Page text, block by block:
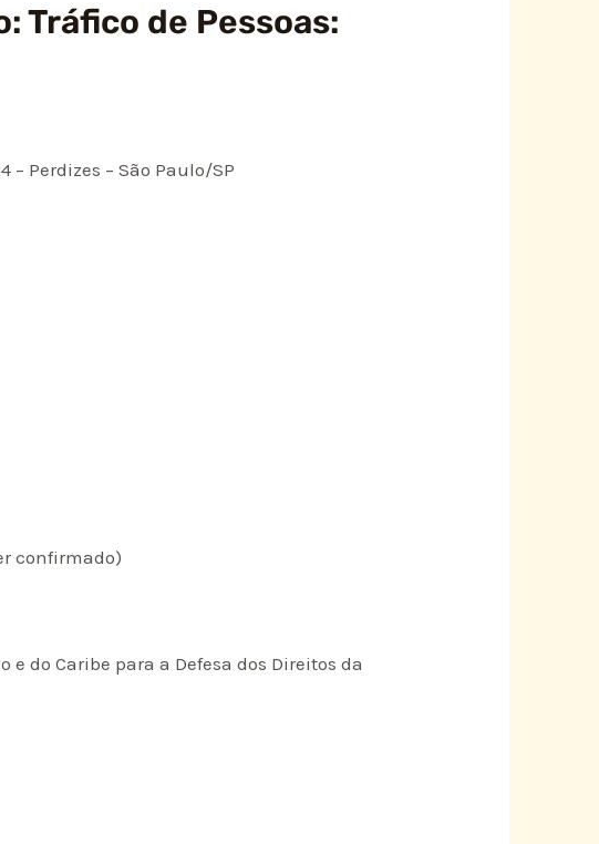
Tráfico de Pessoas:
– Perdizes – São Paulo/SP
confirmado)
do Caribe para a Defesa dos Direitos da